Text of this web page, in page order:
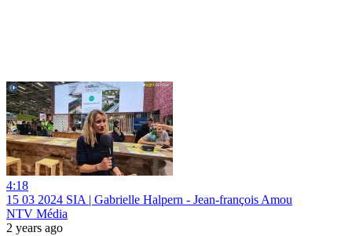
4:18
15 03 2024 SIA | Gabrielle Halpern - Jean-françois Amou
NTV Média
2 years ago